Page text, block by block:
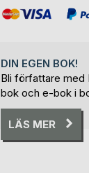
DIN EGEN BOK!
Bli författare med
bok och e-bok i
LÄS MER